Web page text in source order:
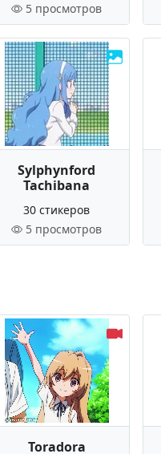
5 просмотров
Sylphynford
Tachibana
30 стикеров
5 просмотров
Toradora